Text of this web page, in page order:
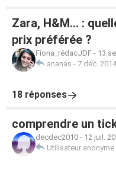
Zara, H&M... :
prix préférée ?
Fiona_rédacJDF - 13
ananas - 7 déc.
18 réponses
comprendre un
decdec2010 - 12 juil.
Utilisateur anonyme